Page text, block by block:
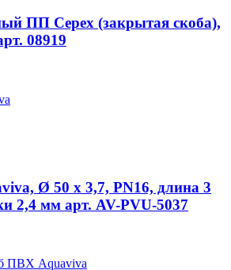
ПП Cepex (закрытая скоба),
08919
Ø 50 x 3,7, PN16, длина 3
2,4 мм арт. AV-PVU-5037